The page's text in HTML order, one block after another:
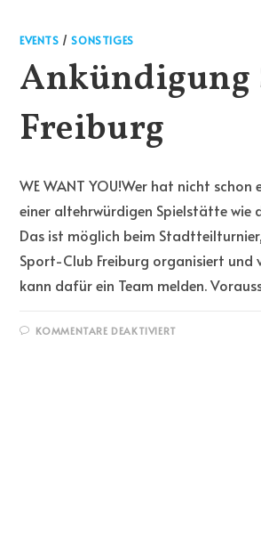
EVENTS /SONSTIGES
Freiburg
WE WANT YOU!Wer hat nicht
einer altehrwürdigen Spielstätte wie
Das ist möglich beim
Sport-Club Freiburg organisiert und
kann dafür ein Team melden.
KOMMENTARE DEAKTIVIERT